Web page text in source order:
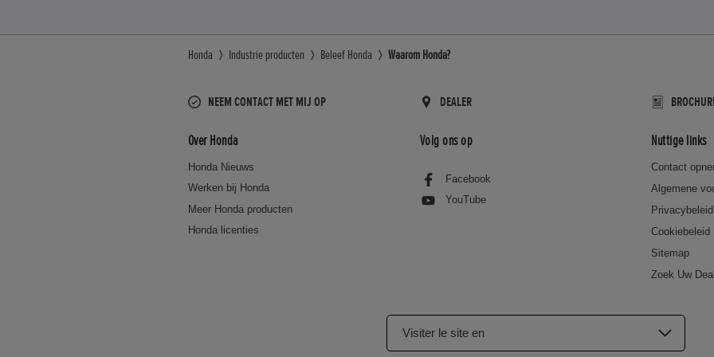
Honda Industrie producten Beleef Honda Waarom Honda?
NEEM CONTACT MET MIJ OP DEALER
Over Honda
Honda Nieuws
Werken bij Honda
Meer Honda producten
Honda licenties
Volg ons op
Facebook
YouTube
Nuttige links
Contact
Algemene
Privacybeleid
Cookiebeleid
Sitemap
Zoek Uw
Visiter le site en